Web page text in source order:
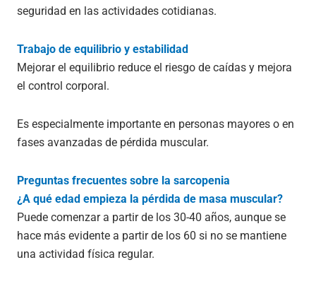
seguridad en las actividades cotidianas.
Trabajo de equilibrio y estabilidad
Mejorar el equilibrio reduce el riesgo de caídas y mejora
el control corporal.
Es especialmente importante en personas mayores o en
fases avanzadas de pérdida muscular.
Preguntas frecuentes sobre la sarcopenia
¿A qué edad empieza la pérdida de masa muscular?
Puede comenzar a partir de los 30-40 años, aunque se
hace más evidente a partir de los 60 si no se mantiene
una actividad física regular.